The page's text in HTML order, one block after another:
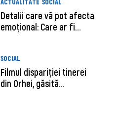
ACTUALITATE SOCIAL
Detalii care vă pot afecta
emoțional: Care ar fi
SOCIAL
Filmul dispariției tinerei
din Orhei, găsită